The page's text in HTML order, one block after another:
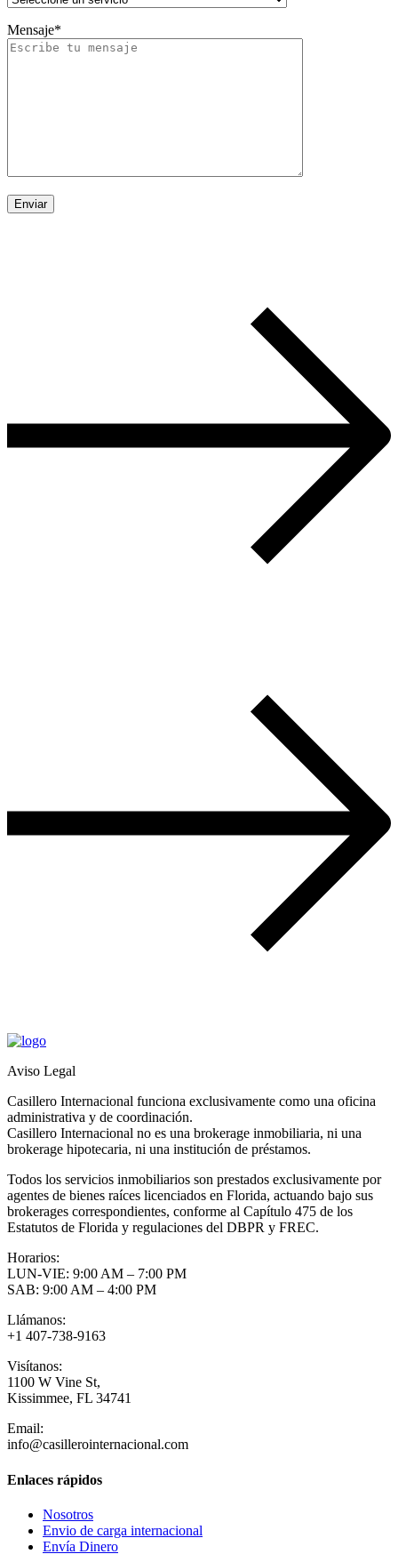
Mensaje*
Aviso Legal
Casillero Internacional funciona exclusivamente como una oficina
administrativa y de coordinación.
Casillero Internacional no es una brokerage inmobiliaria, ni una
brokerage hipotecaria, ni una institución de préstamos.
Todos los servicios inmobiliarios son prestados exclusivamente por
agentes de bienes raíces licenciados en Florida, actuando bajo sus
brokerages correspondientes, conforme al Capítulo 475 de los
Estatutos de Florida y regulaciones del DBPR y FREC.
Horarios:
LUN-VIE: 9:00 AM – 7:00 PM
SAB: 9:00 AM – 4:00 PM
Llámanos:
+1 407-738-9163
Visítanos:
1100 W Vine St,
Kissimmee, FL 34741
Email:
info@casillerointernacional.com
Enlaces rápidos
Nosotros
Envio de carga internacional
Envía Dinero